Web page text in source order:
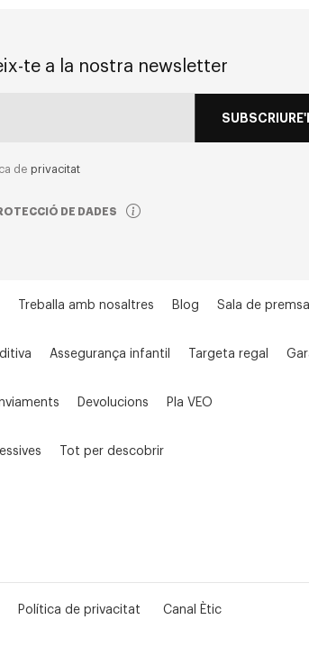
te a la nostra newsletter
de privacitat
DE DADES
Treballa amb nosaltres Blog Sala de premsa
Assegurança infantil Targeta regal
Devolucions Pla VEO
Tot per descobrir
Política de privacitat Canal Ètic